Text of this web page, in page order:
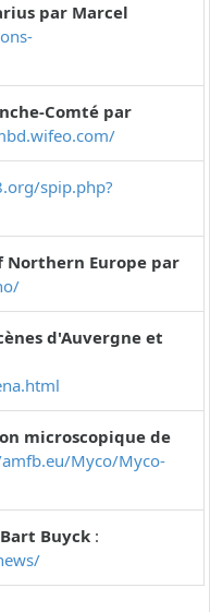
par Marcel
Comté par
spip.php?
Northern Europe par
d'Auvergne et
microscopique de
Myco/Myco-
Buyck :